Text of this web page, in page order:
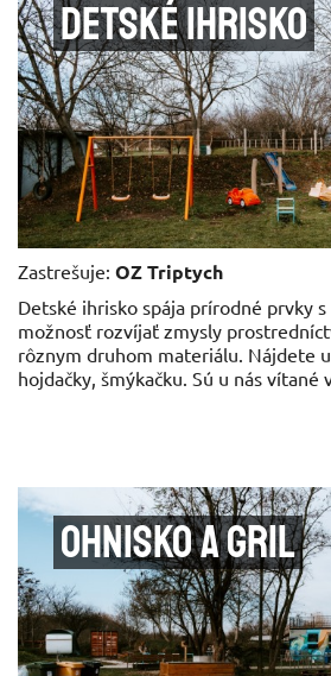
Detské ihrisko
Zastrešuje: OZ Triptych
Detské ihrisko spája prírodné prvky
možnosť rozvíjať zmysly
rôznym druhom materiálu. Nájdete
hojdačky, šmýkačku. Sú u nás vítané
Ohnisko a gril